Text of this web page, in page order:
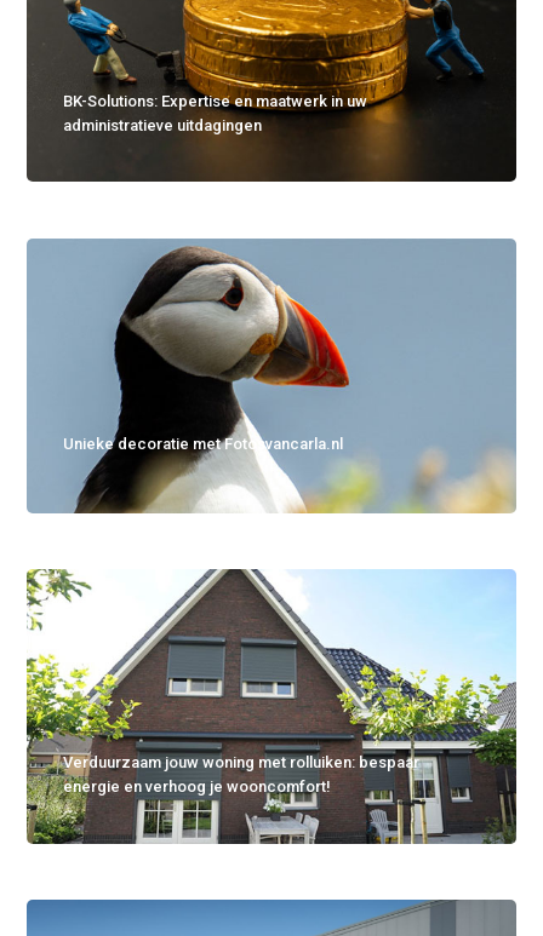
BK-Solutions: Expertise en maatwerk in uw
administratieve uitdagingen
Unieke decoratie met Fotosvancarla.nl
Verduurzaam jouw woning met rolluiken: bespaar
energie en verhoog je wooncomfort!